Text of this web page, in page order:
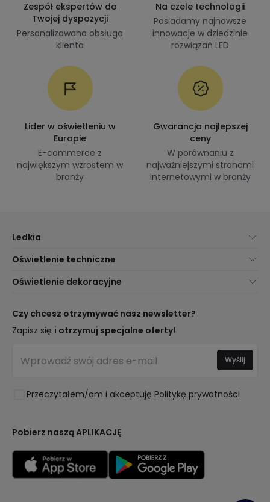
Zespół ekspertów do
Twojej dyspozycji
Personalizowana obsługa
klienta
Na czele technologii
Posiadamy najnowsze
innowacje w dziedzinie
rozwiązań LED
Lider w oświetleniu w
Europie
E-commerce z
największym wzrostem w
branży
Gwarancja najlepszej
ceny
W porównaniu z
najważniejszymi stronami
internetowymi w branży
Ledkia
Obsługa Klienta
Metody Dostawy
Jesteś Profesjonalistą?
Najczęściej Zadawane Pytania (FAQ)
Oświetlenie techniczne
Marki
Kalkulator Oszczędności LED
Kosztorysy
Oświetlenie dla firm
Oświetlenie dekoracyjne
Trendy
Najlepsze Marki
Pomieszczenia
Kolekcje
Czy chcesz otrzymywać nasz newsletter?
Zapisz się i otrzymuj specjalne oferty!
Przeczytałem/am i akceptuję Politykę prywatności
Wyślij
Pobierz naszą APLIKACJĘ